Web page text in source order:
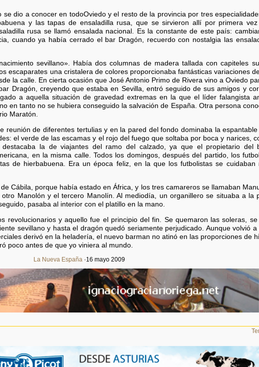
dio a conocer en todoOviedo y el resto de la provincia por tres
y las tapas de ensaladilla rusa, que se sirvieron allí por primera vez
rusa se llamó ensalada nacional. Es la constante de este país:
cuando ya había cerrado el bar Dragón, recuerdo con nostalgia las
sevillano». Había dos columnas de madera tallada con capiteles
escaparates una cristalera de colores proporcionaba fantásticas variaciones
la calle. En cierta ocasión que José Antonio Primo de Rivera vino a Oviedo
Dragón, creyendo que estaba en Sevilla, entró seguido de sus amigos y
a aquella situación de gravedad extremas en la que el líder falangista
en tanto no se hubiera conseguido la salvación de España. Otra persona
Maratón.
reunión de diferentes tertulias y en la pared del fondo dominaba la
el verde de las escamas y el rojo del fuego que soltaba por boca y narices,
la de viajantes del ramo del calzado, ya que el propietario del
en la misma calle. Todos los domingos, después del partido, los
de hierbabuena. Era un época feliz, en la que los futbolistas se cuidaban
Cábila, porque había estado en África, y los tres camareros se llamaban
Manolón y el tercero Manolín. Al mediodía, un organillero se situaba a la
pasaba al interior con el platillo en la mano.
revolucionarios y aquello fue el principio del fin. Se quemaron las soleras,
sevillano y hasta el dragón quedó seriamente perjudicado. Aunque volvió
derivó en la heladería, el nuevo barman no atinó en las proporciones de
poco antes de que yo viniera al mundo.
La Nueva España ·16 mayo 2009